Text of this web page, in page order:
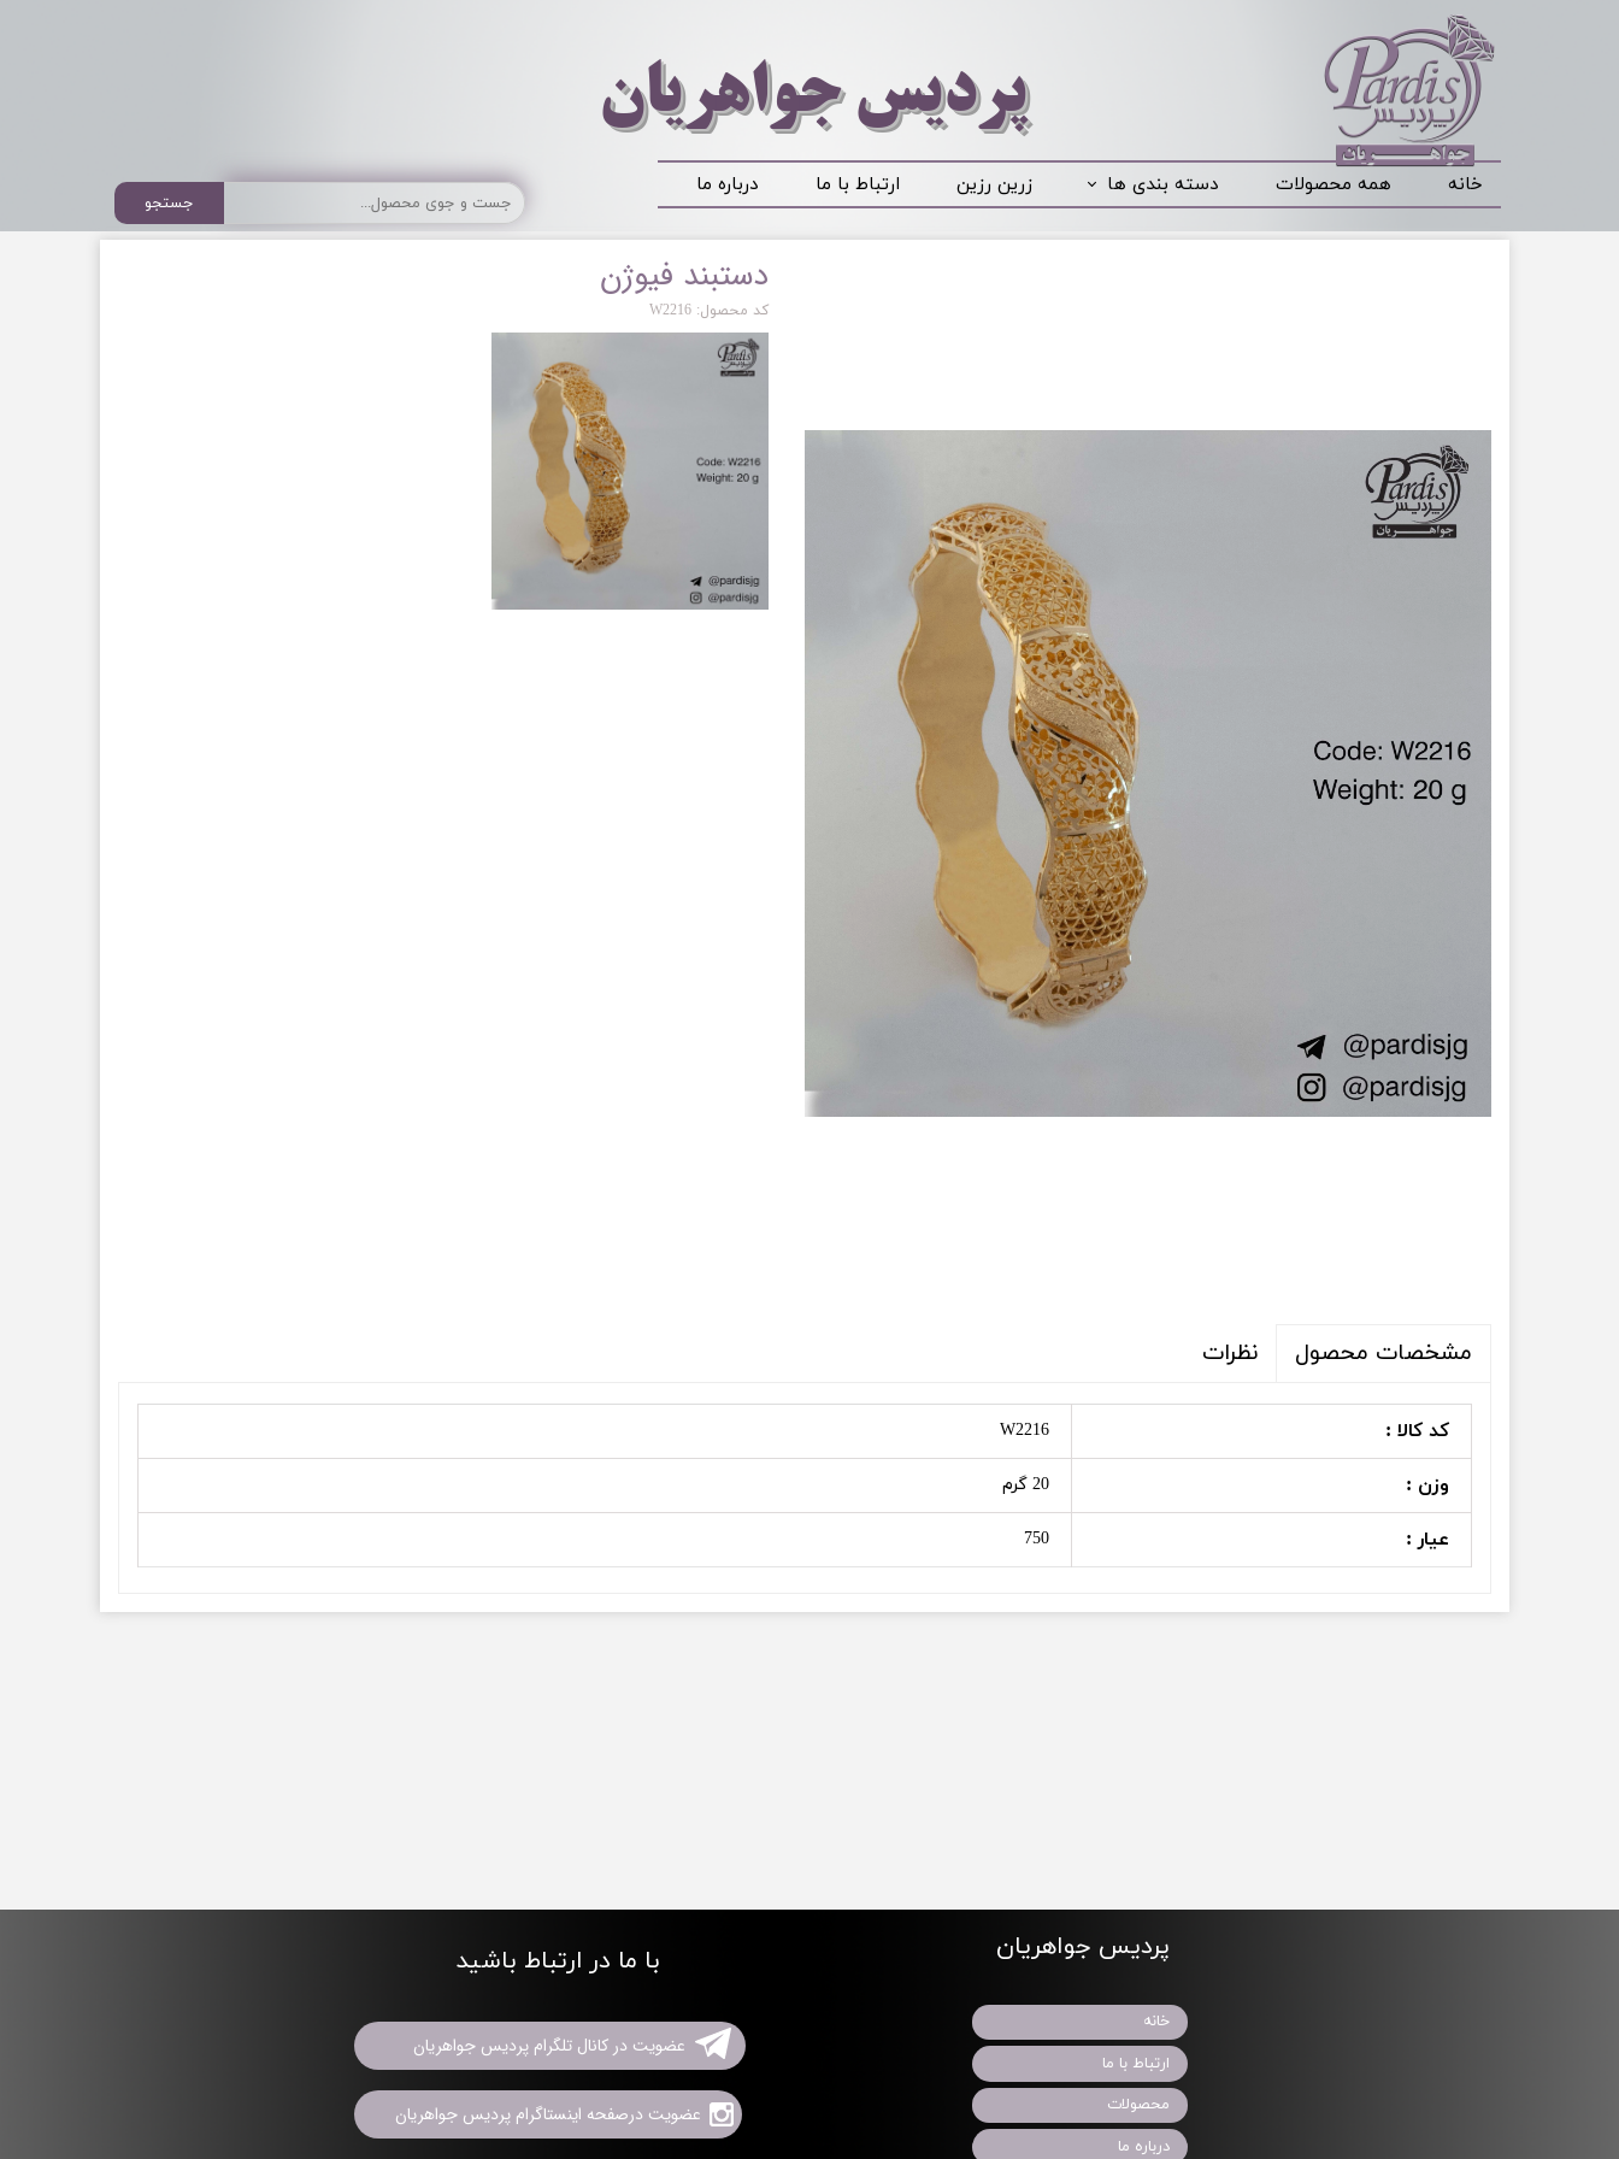
خانه همه محصولات دسته بندی ها زرین رزین ارتباط با ما درباره ما
​​​​پردیس جواهریان
جستجو
دستبند فیوژن
کد محصول: W2216
مشخصات محصول نظرات
کد کالا : W2216
وزن : 20 گرم
عیار : 750
پردیس جواهریان
خانه
ارتباط با ما
محصولات
درباره ما
با ما در ارتباط باشید
عضویت در کانال تلگرام پردیس جواهریان
عضویت درصفحه اینستاگرام پردیس جواهریان